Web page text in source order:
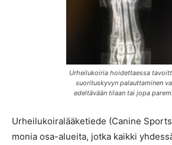
Urheilukoiria hoidettaessa
suorituskyvyn palauttaminen
edeltävään tilaan tai jopa
Urheilukoiralääketiede (Canine
monia osa-alueita, jotka kaikki